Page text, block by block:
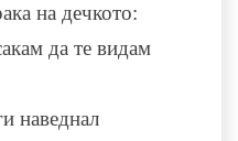
на дечкото:
да те видам
наведнал